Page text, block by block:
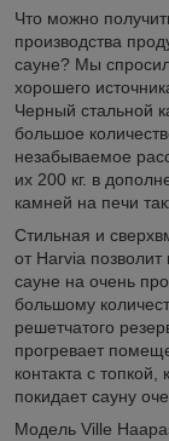
Что можно
производства
сауне? Мы
хорошего
Черный стальной
большое
незабываемое
их 200 кг. в
камней на печи
Стильная и
от Harvia
сауне на очень
большому
решетчатого
прогревает
контакта с
покидает сауну
Модель Ville